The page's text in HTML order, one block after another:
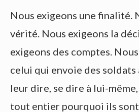
Nous exigeons une finalité.
vérité. Nous exigeons la
exigeons des comptes.
celui qui envoie des soldats
leur dire, se dire à lui-
tout entier pourquoi ils sont